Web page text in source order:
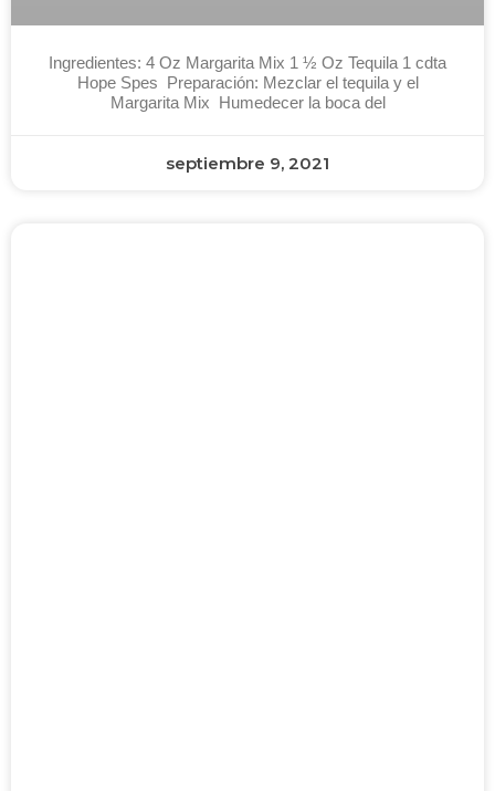
Ingredientes: 4 Oz Margarita Mix 1 ½ Oz Tequila 1 cdta
Hope Spes Preparación: Mezclar el tequila y el
Margarita Mix Humedecer la boca del
septiembre 9, 2021